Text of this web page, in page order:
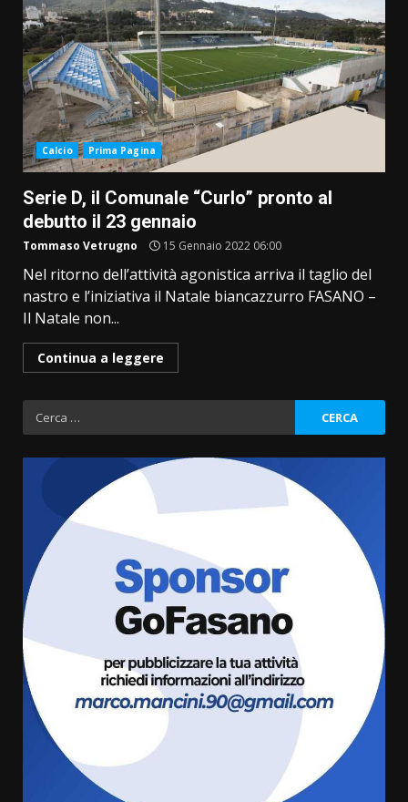
Calcio Prima Pagina
Serie D, il Comunale “Curlo” pronto al
debutto il 23 gennaio
Tommaso Vetrugno 15 Gennaio 2022 06:00
Nel ritorno dell’attività agonistica arriva il taglio del
nastro e l’iniziativa il Natale biancazzurro FASANO –
Il Natale non...
Continua a leggere
Ricerca
per:
Savelletri in festa, domani sera
grande spettacolo con Uccio De
8 Agosto 2026 07:30
Politiche Giovanili e Mobilità
Sostenibile: premiati gli studenti
universitari del bando “La strada
giusta”